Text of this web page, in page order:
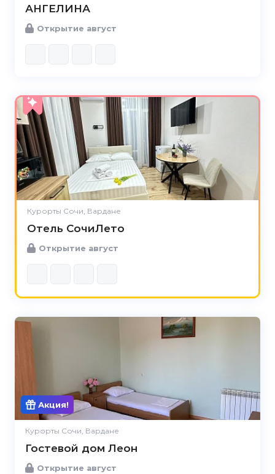
АНГЕЛИНА
Открытие август
Курорты Сочи, Вардане
Отель СочиЛето
Открытие август
Акция!
Курорты Сочи, Вардане
Гостевой дом Леон
Открытие август